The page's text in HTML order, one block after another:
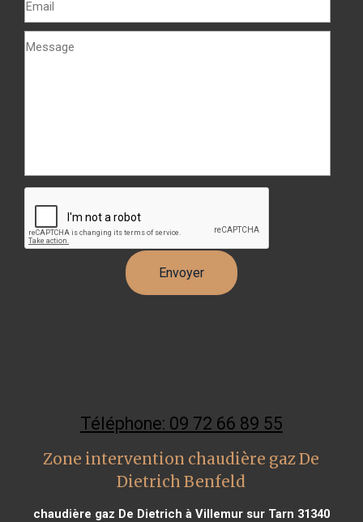
Téléphone: 09 72 66 89 55
Zone intervention chaudière gaz De
Dietrich Benfeld
chaudière gaz De Dietrich à Villemur sur Tarn 31340